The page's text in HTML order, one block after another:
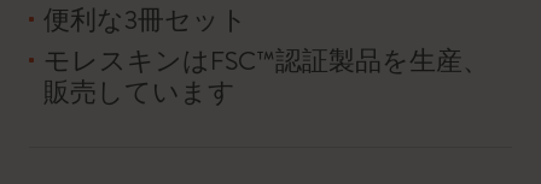
便利な3冊セット
モレスキンはFSC™認証製品を生産、
販売しています